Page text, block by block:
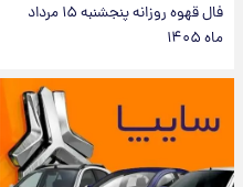
فال قهوه روزانه پنجشنبه ۱۵ مرداد
ماه ۱۴۰۵